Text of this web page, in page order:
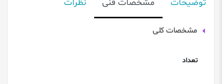
توضیحات مشخصات فنی نظرات
مشخصات کلی
تعداد